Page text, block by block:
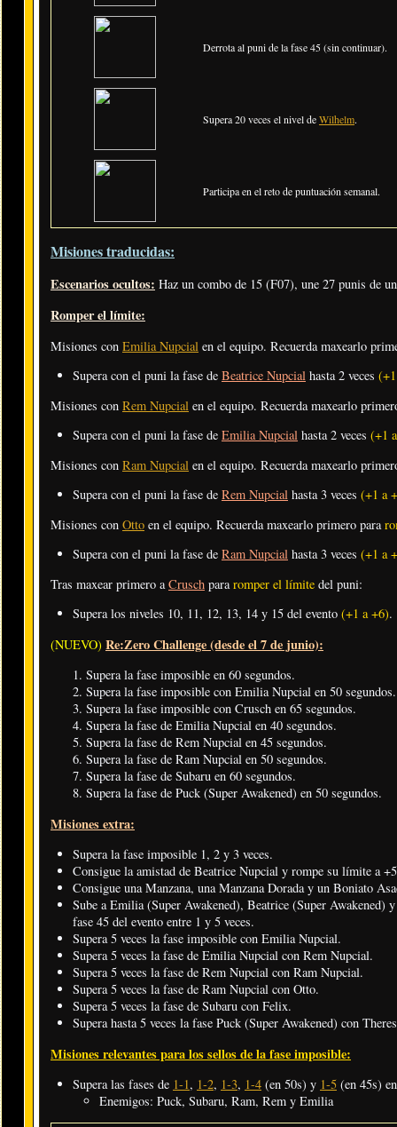
Derrota al puni de la fase 45 (sin continuar).
Supera 20 veces el nivel deWilhelm.
Participa en el reto de puntuación semanal.
Misiones traducidas:
Escenarios ocultos: Haz un combo de 15 (F07), une 27 punis de
Romper el límite:
Misiones con Emilia Nupcial en el equipo. Recuerda maxearlo
Supera con el puni la fase de Beatrice Nupcial hasta 2 veces
Misiones con Rem Nupcial en el equipo. Recuerda maxearlo
Supera con el puni la fase de Emilia Nupcial hasta 2 veces (+1
Misiones con Ram Nupcial en el equipo. Recuerda maxearlo
Supera con el puni la fase de Rem Nupcial hasta 3 veces (+1 a
Misiones con Otto en el equipo. Recuerda maxearlo primero para
Supera con el puni la fase de Ram Nupcial hasta 3 veces (+1 a
Tras maxear primero a Crusch para romper el límite del puni:
Supera los niveles 10, 11, 12, 13, 14 y 15 del evento (+1 a +6).
(NUEVO) Re:Zero Challenge (desde el 7 de junio):
Supera la fase imposible en 60 segundos.
Supera la fase imposible con Emilia Nupcial en 50 segundos.
Supera la fase imposible con Crusch en 65 segundos.
Supera la fase de Emilia Nupcial en 40 segundos.
Supera la fase de Rem Nupcial en 45 segundos.
Supera la fase de Ram Nupcial en 50 segundos.
Supera la fase de Subaru en 60 segundos.
Supera la fase de Puck (Super Awakened) en 50 segundos.
Misiones extra:
Supera la fase imposible 1, 2 y 3 veces.
Consigue la amistad de Beatrice Nupcial y rompe su límite a
Consigue una Manzana, una Manzana Dorada y un Boniato
Sube a Emilia (Super Awakened), Beatrice (Super Awakened)
fase 45 del evento entre 1 y 5 veces.
Supera 5 veces la fase imposible con Emilia Nupcial.
Supera 5 veces la fase de Emilia Nupcial con Rem Nupcial.
Supera 5 veces la fase de Rem Nupcial con Ram Nupcial.
Supera 5 veces la fase de Ram Nupcial con Otto.
Supera 5 veces la fase de Subaru con Felix.
Supera hasta 5 veces la fase Puck (Super Awakened) con
Misiones relevantes para los sellos de la fase imposible:
Supera las fases de 1-1, 1-2, 1-3, 1-4 (en 50s) y 1-5 (en 45s)
Enemigos: Puck, Subaru, Ram, Rem y Emilia